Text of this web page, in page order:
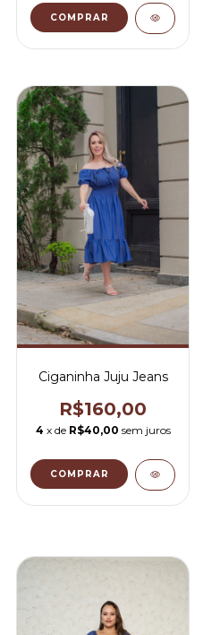
COMPRAR
Ciganinha Juju Jeans
R$160,00
4 x de R$40,00 sem juros
COMPRAR